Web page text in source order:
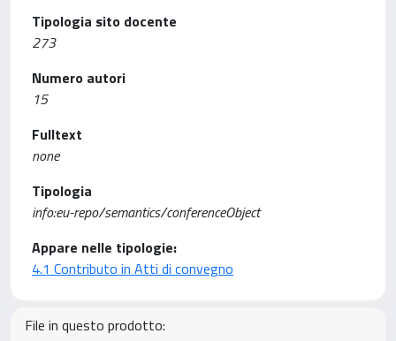
Tipologia sito docente
273
Numero autori
15
Fulltext
none
Tipologia
info:eu-repo/semantics/conferenceObject
Appare nelle tipologie:
4.1 Contributo in Atti di convegno
File in questo prodotto: